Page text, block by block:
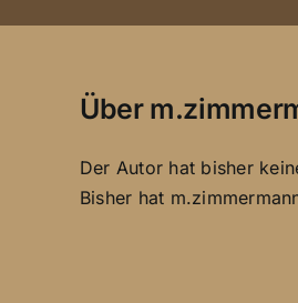
Über
Der Autor hat bisher
Bisher hat